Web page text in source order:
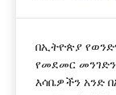
በኢትዮጵያ
የመደመር መንገድን
እሳቤዎችን አንድ